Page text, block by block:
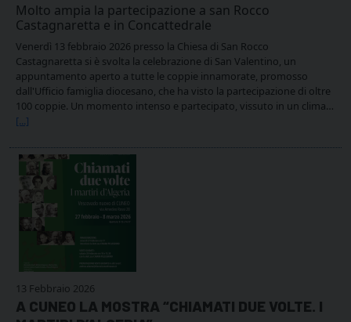
Molto ampia la partecipazione a san Rocco
Castagnaretta e in Concattedrale
Venerdì 13 febbraio 2026 presso la Chiesa di San Rocco
Castagnaretta si è svolta la celebrazione di San Valentino, un
appuntamento aperto a tutte le coppie innamorate, promosso
dall'Ufficio famiglia diocesano, che ha visto la partecipazione di oltre
100 coppie. Un momento intenso e partecipato, vissuto in un clima…
[...]
13 Febbraio 2026
A CUNEO LA MOSTRA “CHIAMATI DUE VOLTE. I